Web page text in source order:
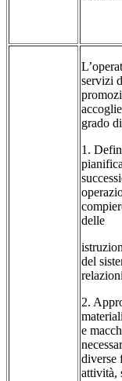
servizi
grado
1.
delle
del
relazioni
2.
e
diverse
attività,